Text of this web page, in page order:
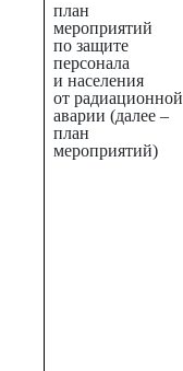
план
мероприятий
по защите
персонала
и населения
от радиационной
аварии (далее –
план
мероприятий)